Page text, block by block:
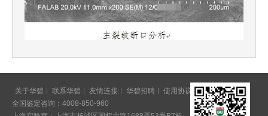
关于华碧 联系华碧 友情连接 华碧招聘 使用协议
意见反馈
全国鉴定咨询：4008-850-960